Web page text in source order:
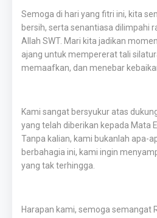
Semoga di hari yang fitri ini, kita
bersih, serta senantiasa dilimpahi
Allah SWT. Mari kita jadikan
ajang untuk mempererat tali
memaafkan, dan menebar
Kami sangat bersyukur atas
yang telah diberikan kepada Mata
Tanpa kalian, kami bukanlah apa-
berbahagia ini, kami ingin
yang tak terhingga.
Harapan kami, semoga semangat